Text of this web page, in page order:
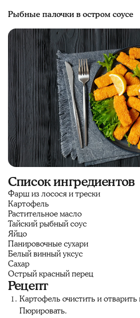
Рыбные палочки в остром соусе
Список ингредиентов
Фарш из лосося и трески
Картофель
Растительное масло
Тайский рыбный соус
Яйцо
Панировочные сухари
Белый винный уксус
Сахар
Острый красный перец
Рецепт
Картофель очистить и отварить
Пюрировать.